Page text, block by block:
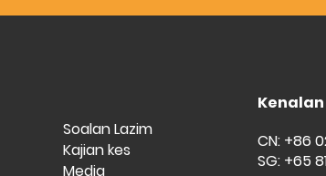
Soalan Lazim
Kajian kes
Media
Kenalan
CN: +86
SG: +65